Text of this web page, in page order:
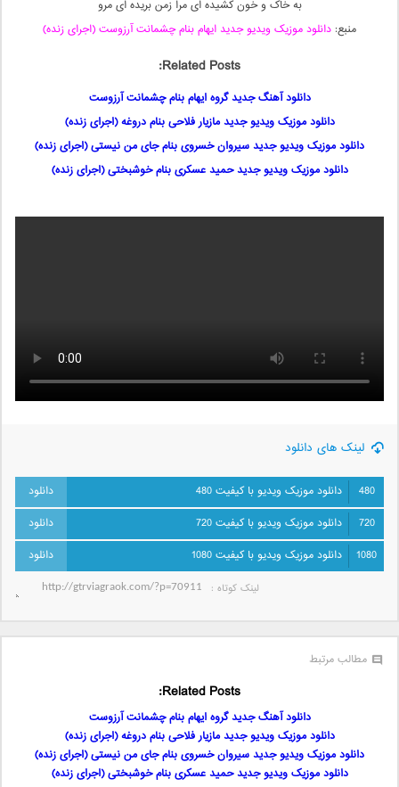
به خاک و خون کشیده ای مرا زمن بریده ای مرو
منبع: دانلود موزیک ویدیو جدید ایهام بنام چشمانت آرزوست (اجرای زنده)
Related Posts:
دانلود آهنگ جدید گروه ایهام بنام چشمانت آرزوست
دانلود موزیک ویدیو جدید مازیار فلاحی بنام دروغه (اجرای زنده)
دانلود موزیک ویدیو جدید سیروان خسروی بنام جای من نیستی (اجرای زنده)
دانلود موزیک ویدیو جدید حمید عسکری بنام خوشبختی (اجرای زنده)
لینک های دانلود
480
دانلود موزیک ویدیو با کیفیت 480
720
دانلود موزیک ویدیو با کیفیت 720
1080
دانلود موزیک ویدیو با کیفیت 1080
لینک کوتاه‌ :
مطالب مرتبط
Related Posts:
دانلود آهنگ جدید گروه ایهام بنام چشمانت آرزوست
دانلود موزیک ویدیو جدید مازیار فلاحی بنام دروغه (اجرای زنده)
دانلود موزیک ویدیو جدید سیروان خسروی بنام جای من نیستی (اجرای زنده)
دانلود موزیک ویدیو جدید حمید عسکری بنام خوشبختی (اجرای زنده)